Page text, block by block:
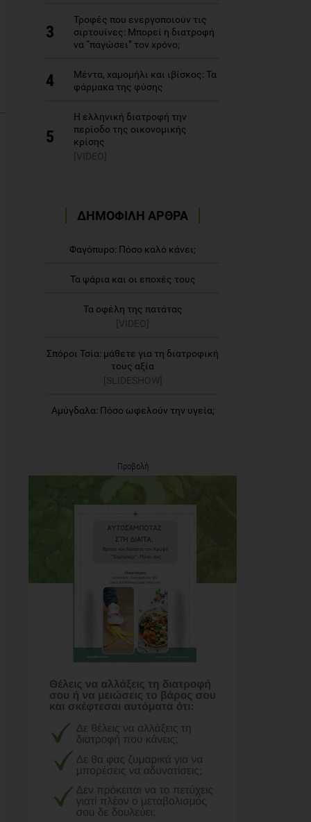
3
Τροφές που ενεργοποιούν τις
σιρτουίνες: Μπορεί η διατροφή
να “παγώσει” τον χρόνο;
4
Μέντα, χαμομήλι και ιβίσκος: Τα
φάρμακα της φύσης
5
Η ελληνική διατροφή την
περίοδο της οικονομικής
κρίσης
[VIDEO]
ΔΗΜΟΦΙΛΗ ΑΡΘΡΑ
Φαγόπυρο: Πόσο καλό κάνει;
Τα ψάρια και οι εποχές τους
Τα οφέλη της πατάτας
[VIDEO]
Σπόροι Τσία: μάθετε για τη διατροφική
τους αξία
[SLIDESHOW]
Αμύγδαλα: Πόσο ωφελούν την υγεία;
Προβολή